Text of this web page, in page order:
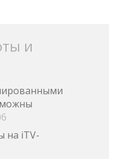
и
на iTV-